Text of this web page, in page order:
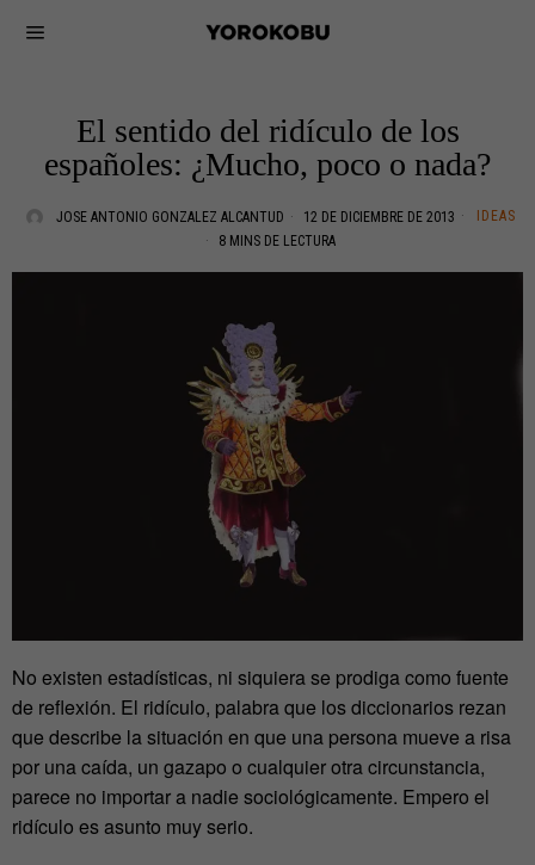
El sentido del ridículo de los
españoles: ¿Mucho, poco o nada?
JOSE ANTONIO GONZALEZ ALCANTUD 12 DE DICIEMBRE DE 2013
IDEAS
8 MINS DE LECTURA
No existen estadísticas, ni siquiera se prodiga como fuente
de reflexión. El ridículo, palabra que los diccionarios rezan
que describe la situación en que una persona mueve a risa
por una caída, un gazapo o cualquier otra circunstancia,
parece no importar a nadie sociológicamente. Empero el
ridículo es asunto muy serio.